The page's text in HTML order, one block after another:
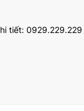
tiết: 0929.229.229